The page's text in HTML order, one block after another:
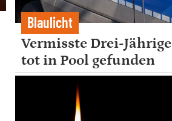
Blaulicht
Vermisste Drei-Jährige
tot in Pool gefunden